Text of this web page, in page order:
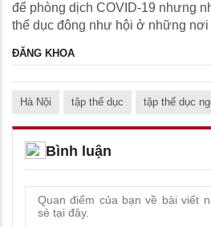
để phòng dịch COVID-19 nhưng
thể dục đông như hội ở những nơi
ĐĂNG KHOA
Hà Nội tập thể dục tập thể dục
Bình luận